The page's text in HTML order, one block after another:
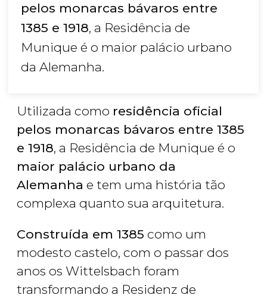
pelos monarcas bávaros entre
1385 e 1918, a Residência de
Munique é o maior palácio urbano
da Alemanha.
Utilizada como residência oficial
pelos monarcas bávaros entre 1385
e 1918, a Residência de Munique é o
maior palácio urbano da
Alemanha e tem uma história tão
complexa quanto sua arquitetura.
Construída em 1385 como um
modesto castelo, com o passar dos
anos os Wittelsbach foram
transformando a Residenz de